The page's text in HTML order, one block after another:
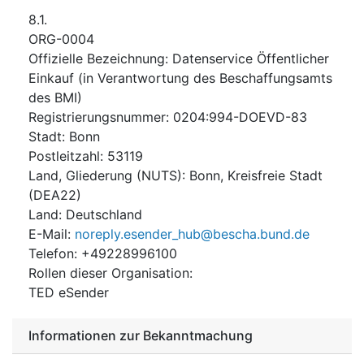
8.1.
ORG-0004
Offizielle Bezeichnung: Datenservice Öffentlicher
Einkauf (in Verantwortung des Beschaffungsamts
des BMI)
Registrierungsnummer: 0204:994-DOEVD-83
Stadt: Bonn
Postleitzahl: 53119
Land, Gliederung (NUTS): Bonn, Kreisfreie Stadt
(DEA22)
Land: Deutschland
E-Mail: noreply.esender_hub@bescha.bund.de
Telefon: +49228996100
Rollen dieser Organisation:
TED eSender
Informationen zur Bekanntmachung